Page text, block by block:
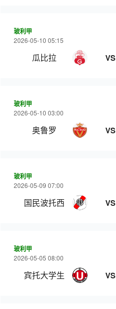
玻利甲
2026-05-10 05:15
瓜比拉 VS
玻利甲
2026-05-10 03:00
奥鲁罗 VS
玻利甲
2026-05-09 07:00
国民波托西 VS
玻利甲
2026-05-05 08:00
宾托大学生 VS